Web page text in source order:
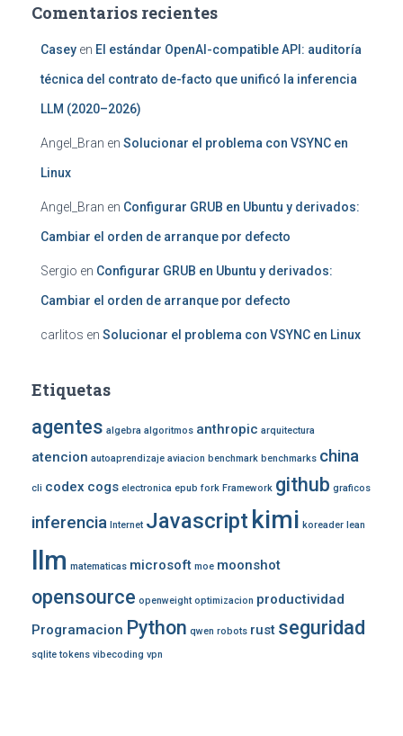
Comentarios recientes
Casey en El estándar OpenAI-compatible API: auditoría
técnica del contrato de-facto que unificó la inferencia
LLM (2020–2026)
Angel_Bran en Solucionar el problema con VSYNC en
Linux
Angel_Bran en Configurar GRUB en Ubuntu y derivados:
Cambiar el orden de arranque por defecto
Sergio en Configurar GRUB en Ubuntu y derivados:
Cambiar el orden de arranque por defecto
carlitos en Solucionar el problema con VSYNC en Linux
Etiquetas
agentes algebra algoritmos anthropic arquitectura
atencion autoaprendizaje aviacion benchmark benchmarks china
cli codex cogs electronica epub fork Framework github graficos
inferencia Internet Javascript kimi koreader lean
llm matematicas microsoft moe moonshot
opensource openweight optimizacion productividad
Programacion Python qwen robots rust seguridad
sqlite tokens vibecoding vpn